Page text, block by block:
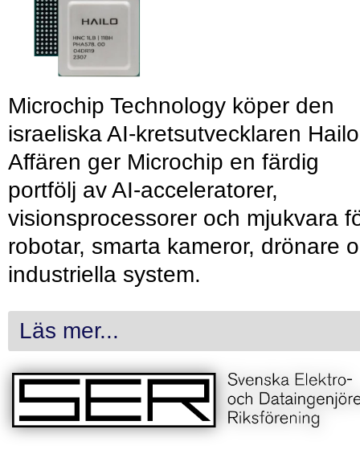
Microchip Technology köper den
israeliska AI-kretsutvecklaren
Affären ger Microchip en färdig
portfölj av AI-acceleratorer,
visionsprocessorer och mjukvara
robotar, smarta kameror, drönare
industriella system.
Läs mer...